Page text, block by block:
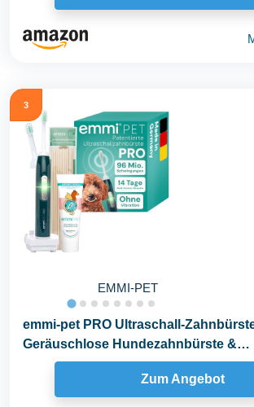
3
EMMI-PET
emmi-pet PRO Ultraschall-
Geräuschlose Hundezahnbürste &
Katzenzahnbürste...
Zum Angebot